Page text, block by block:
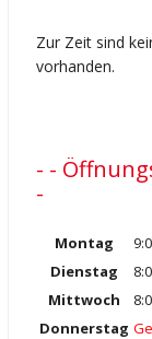
Zur Zeit sind
vorhanden.
- -
-
Montag
Dienstag
Mittwoch
Donnerstag